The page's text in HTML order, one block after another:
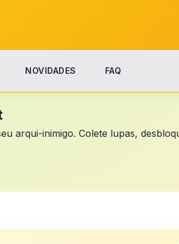
NOVIDADES FAQ
arqui-inimigo. Colete lupas,